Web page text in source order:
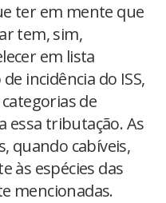
ter em mente que
tem, sim,
em lista
incidência do ISS,
de
essa tributação. As
quando cabíveis,
às espécies das
mencionadas.